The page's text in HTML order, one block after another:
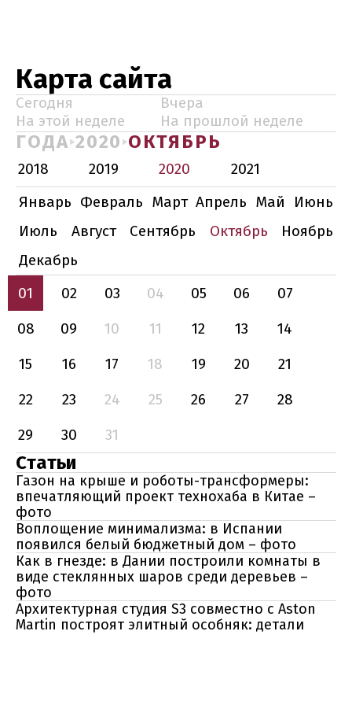
Карта сайта
Сегодня
Вчера
На этой неделе
На прошлой неделе
ГОДА 2020 ОКТЯБРЬ
2018 2019 2020
2021
Январь Февраль Март Апрель Май
Июнь
Июль
Август Сентябрь Октябрь
Ноябрь
Декабрь
01
02 03 04 05 06
07
08
09 10 11 12 13
14
15
16 17 18 19 20
21
22
23 24 25 26 27
28
29
30 31
Статьи
Газон на крыше и роботы-трансформеры:
впечатляющий проект технохаба в Китае –
фото
Воплощение минимализма: в Испании
появился белый бюджетный дом – фото
Как в гнезде: в Дании построили комнаты в
виде стеклянных шаров среди деревьев –
фото
Архитектурная студия S3 совместно с Aston
Martin построят элитный особняк: детали